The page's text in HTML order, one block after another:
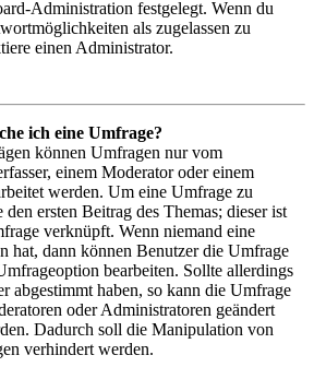
Administration festgelegt. Wenn du
als zugelassen zu
einen Administrator.
ich eine Umfrage?
können Umfragen nur vom
einem Moderator oder einem
werden. Um eine Umfrage zu
den ersten Beitrag des Themas; dieser ist
verknüpft. Wenn niemand eine
hat, dann können Benutzer die Umfrage
bearbeiten. Sollte allerdings
abgestimmt haben, so kann die Umfrage
oder Administratoren geändert
Dadurch soll die Manipulation von
verhindert werden.